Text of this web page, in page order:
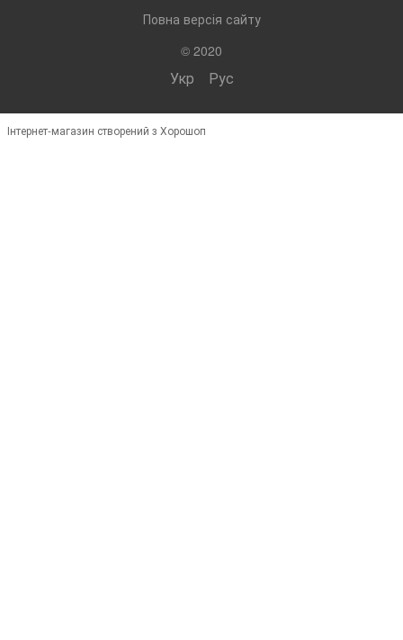
Повна версія сайту
© 2020
Укр Рус
Інтернет-магазин створений з Хорошоп